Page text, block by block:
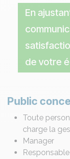
En
de votre
Public
Toute
charge la
Manager